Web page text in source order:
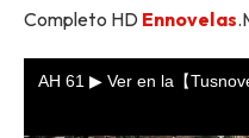
Completo HD Ennovelas